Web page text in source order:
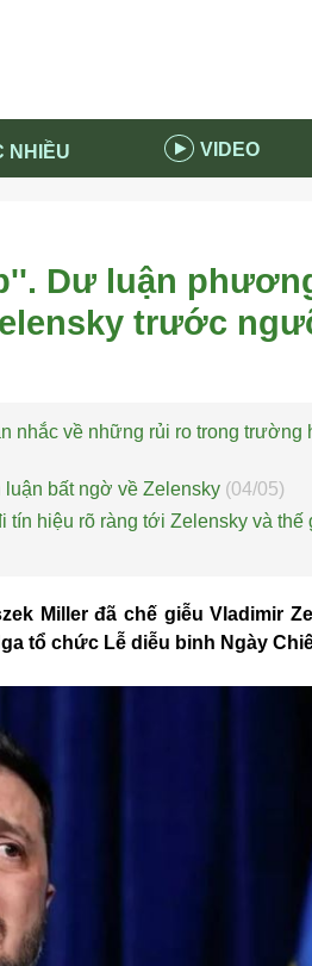
NHIỀU VIDEO
NABU
Tử vi
Dư luận
trước
nhắc về những rủi ro trong trường
bất ngờ về Zelensky (04/05)
tín hiệu rõ ràng tới Zelensky và
Miller đã chế giễu Vladimir
tổ chức Lễ diễu binh Ngày